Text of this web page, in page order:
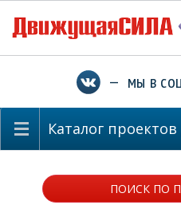
— мы в
Каталог
ПОИСК ПО